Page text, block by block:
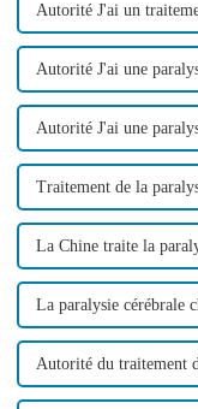
Autorité J'ai un
Autorité J'ai une
Autorité J'ai une
Traitement de la
La Chine traite la
La paralysie cérébrale
Autorité du traitement